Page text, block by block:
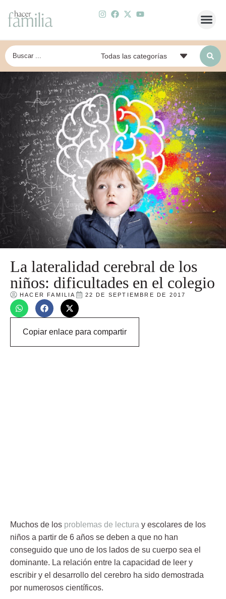
La lateralidad cerebral de los
niños: dificultades en el colegio
HACER FAMILIA 22 DE SEPTIEMBRE DE 2017
Copiar enlace para compartir
Muchos de los problemas de lectura y escolares de los
niños a partir de 6 años se deben a que no han
conseguido que uno de los lados de su cuerpo sea el
dominante. La relación entre la capacidad de leer y
escribir y el desarrollo del cerebro ha sido demostrada
por numerosos científicos.